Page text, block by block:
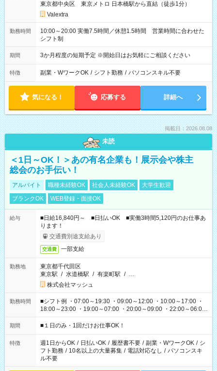
東京都中央区 東京メトロ 日本橋駅から直結（徒歩1分）
Valextra
勤務時間
10:00～20:00 実働7.5時間／休憩1.5時間 営業時間に合わせた
シフト制
期間 3か月程度の短期予定 ※開始日はお気軽にご相談ください
特徴 副業・WワークOK / シフト勤務 / パソコンスキル不要
気になる！ 応募する 詳細へ
掲載日：2026.08.08
未読
＜1日～OK！＞あの有名企業も！展示会や株主
総会のお手伝い！
アルバイト 職種未経験OK 社会人未経験OK
大学生歓迎
ブランクOK
WEB登録・面接OK
給与
■日給16,840円～ ■日払いOK ■実働3時間5,120円のお仕事あ
ります！
交通費別途支給あり
交通費 一部支給
勤務地
東京都千代田区
東京駅 / 水道橋駅 / 有楽町駅 / …
株式会社マッシュ
勤務時間
■シフト例 ・07:00～19:30 ・09:00～12:00 ・10:00～17:00 ・
18:00～23:00 ・19:00～07:00 ・20:00～09:00 ・22:00～06:00
etc ★最短で3時間で5,120円のお仕事から 15時間で2万円近く稼
げるお仕事も！ ご希望のお時間に合わせてご紹介！ ※シフトは
ください！
期間 ■１日のみ・1回だけお仕事OK！
特徴 週1日からOK / 日払いOK / 履歴書不要 / 副業・WワークOK / シ
フト勤務 / 10名以上の大量募集 / 電話対応なし / パソコンスキ
ル不要